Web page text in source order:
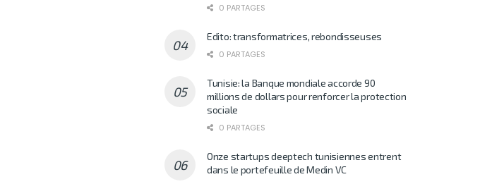
0 PARTAGES
Edito: transformatrices, rebondisseuses
0 PARTAGES
Tunisie: la Banque mondiale accorde 90
millions de dollars pour renforcer la protection
sociale
0 PARTAGES
Onze startups deeptech tunisiennes entrent
dans le portefeuille de Medin VC